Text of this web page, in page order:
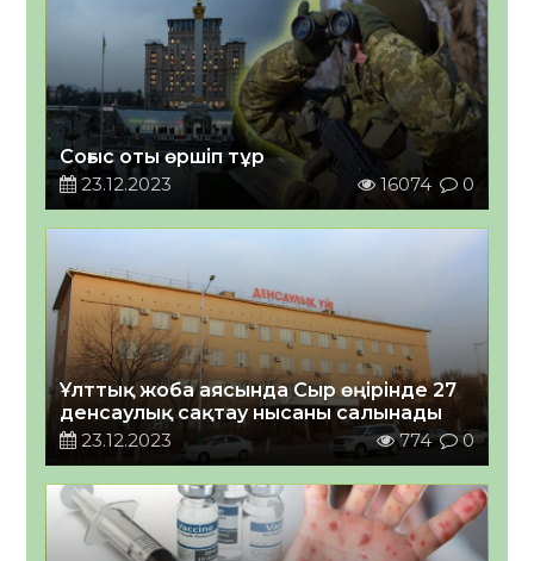
Соғыс оты өршіп тұр
23.12.2023
16074 0
Ұлттық жоба аясында Сыр өңірінде 27
денсаулық сақтау нысаны салынады
23.12.2023
774 0